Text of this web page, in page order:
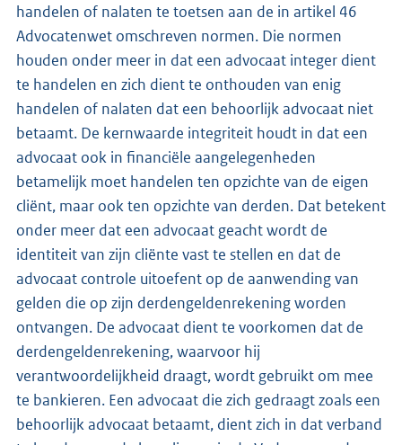
handelen of nalaten te toetsen aan de in artikel 46
Advocatenwet omschreven normen. Die normen
houden onder meer in dat een advocaat integer dient
te handelen en zich dient te onthouden van enig
handelen of nalaten dat een behoorlijk advocaat niet
betaamt. De kernwaarde integriteit houdt in dat een
advocaat ook in financiële aangelegenheden
betamelijk moet handelen ten opzichte van de eigen
cliënt, maar ook ten opzichte van derden. Dat betekent
onder meer dat een advocaat geacht wordt de
identiteit van zijn cliënte vast te stellen en dat de
advocaat controle uitoefent op de aanwending van
gelden die op zijn derdengeldenrekening worden
ontvangen. De advocaat dient te voorkomen dat de
derdengeldenrekening, waarvoor hij
verantwoordelijkheid draagt, wordt gebruikt om mee
te bankieren. Een advocaat die zich gedraagt zoals een
behoorlijk advocaat betaamt, dient zich in dat verband